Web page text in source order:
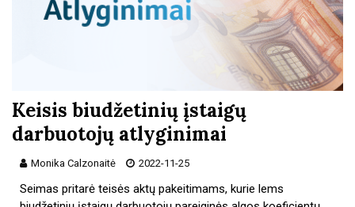
Keisis biudžetinių įstaigų
darbuotojų atlyginimai
Monika Calzonaitė 2022-11-25
Seimas pritarė teisės aktų pakeitimams, kurie lems